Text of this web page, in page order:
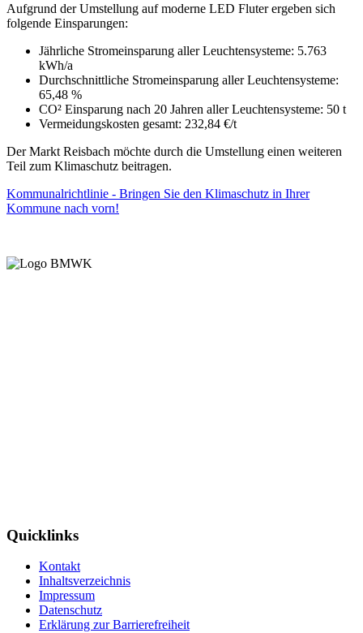
Aufgrund der Umstellung auf moderne LED Fluter ergeben sich
folgende Einsparungen:
Jährliche Stromeinsparung aller Leuchtensysteme: 5.763
kWh/a
Durchschnittliche Stromeinsparung aller Leuchtensysteme:
65,48 %
CO² Einsparung nach 20 Jahren aller Leuchtensysteme: 50 t
Vermeidungskosten gesamt: 232,84 €/t
Der Markt Reisbach möchte durch die Umstellung einen weiteren
Teil zum Klimaschutz beitragen.
Kommunalrichtlinie - Bringen Sie den Klimaschutz in Ihrer
Kommune nach vorn!
Quicklinks
Kontakt
Inhaltsverzeichnis
Impressum
Datenschutz
Erklärung zur Barrierefreiheit